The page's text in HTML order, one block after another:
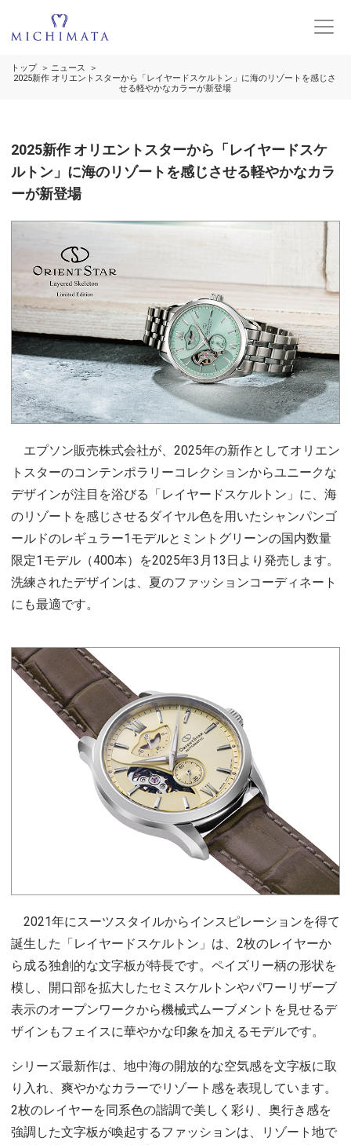
トップ
ニュース
2025新作 オリエントスターから「レイヤードスケルトン」に海のリゾートを感じさ
せる軽やかなカラーが新登場
2025新作 オリエントスターから「レイヤードスケ
ルトン」に海のリゾートを感じさせる軽やかなカラ
ーが新登場
エプソン販売株式会社が、2025年の新作としてオリエン
トスターのコンテンポラリーコレクションからユニークな
デザインが注目を浴びる「レイヤードスケルトン」に、海
のリゾートを感じさせるダイヤル色を用いたシャンパンゴ
ールドのレギュラー1モデルとミントグリーンの国内数量
限定1モデル（400本）を2025年3月13日より発売します。
洗練されたデザインは、夏のファッションコーディネート
にも最適です。
2021年にスーツスタイルからインスピレーションを得て
誕生した「レイヤードスケルトン」は、2枚のレイヤーか
ら成る独創的な文字板が特長です。ペイズリー柄の形状を
模し、開口部を拡大したセミスケルトンやパワーリザーブ
表示のオープンワークから機械式ムーブメントを見せるデ
ザインもフェイスに華やかな印象を加えるモデルです。
シリーズ最新作は、地中海の開放的な空気感を文字板に取
り入れ、爽やかなカラーでリゾート感を表現しています。
2枚のレイヤーを同系色の諧調で美しく彩り、奥行き感を
強調した文字板が喚起するファッションは、リゾート地で